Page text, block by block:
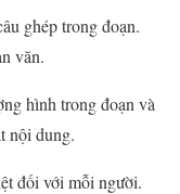
ghép trong đoạn.
văn.
hình trong đoạn và
nội dung.
đối với mỗi người.